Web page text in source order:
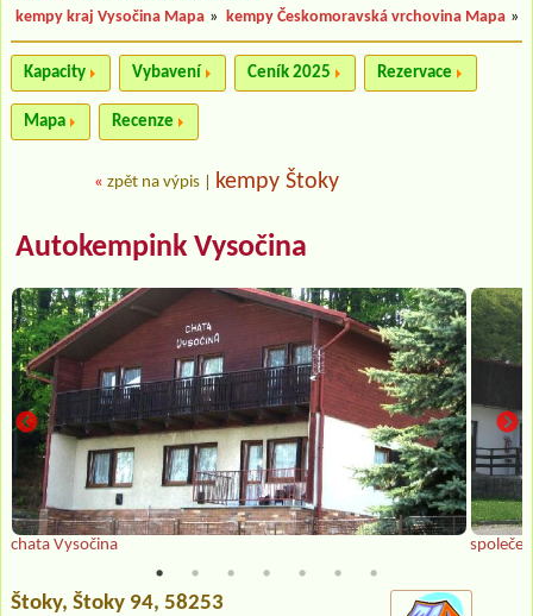
kempy kraj Vysočina Mapa » kempy Českomoravská vrchovina Mapa »
Kapacity Vybavení Ceník 2025 Rezervace
Mapa Recenze
« zpět na výpis kempy Štoky
Autokempink Vysočina
chata Vysočina
Štoky, Štoky 94, 58253